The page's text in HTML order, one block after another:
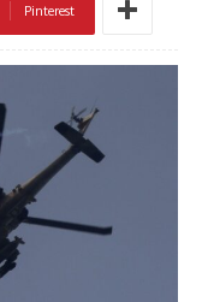
Pinterest